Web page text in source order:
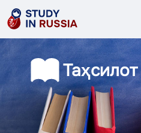
Т
а
ҳ
Таҳсилот